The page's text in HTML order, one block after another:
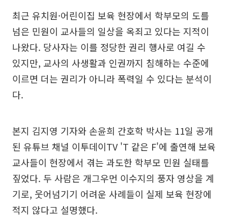
최근 유치원·어린이집 보육 현장에서 학부모의 도를
넘은 민원이 교사들의 일상을 옥죄고 있다는 지적이
나왔다. 당사자는 이를 정당한 권리 행사로 여길 수
있지만, 교사의 사생활과 인권까지 침해하는 수준에
이르면 더는 권리가 아니라 폭력일 수 있다는 분석이
다.
본지 김지영 기자와 손윤희 간호학 박사는 11일 공개
된 유튜브 채널 이투데이TV 'T 같은 F'에 출연해 보육
교사들이 현장에서 겪는 과도한 학부모 민원 실태를
짚었다. 두 사람은 개그우먼 이수지의 풍자 영상을 계
기로, 웃어넘기기 어려운 사례들이 실제 보육 현장에
적지 않다고 설명했다.